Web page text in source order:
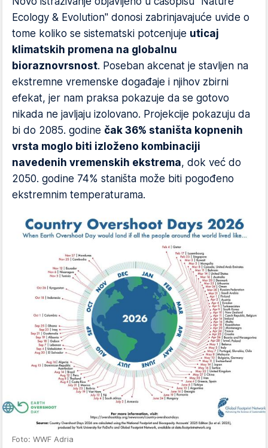
Ecology & Evolution" donosi zabrinjavajuće uvide o
tome koliko se sistematski potcenjuje uticaj
klimatskih promena na globalnu
bioraznovrsnost. Poseban akcenat je stavljen na
ekstremne vremenske događaje i njihov zbirni
efekat, jer nam praksa pokazuje da se gotovo
nikada ne javljaju izolovano. Projekcije pokazuju da
bi do 2085. godine čak 36% staništa kopnenih
vrsta moglo biti izloženo kombinaciji
navedenih vremenskih ekstrema, dok već do
2050. godine 74% staništa može biti pogođeno
ekstremnim temperaturama.
Foto: WWF Adria